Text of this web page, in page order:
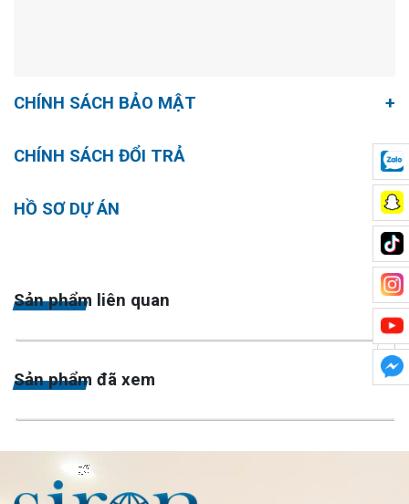
CHÍNH SÁCH BẢO MẬT
CHÍNH SÁCH ĐỔI TRẢ
HỒ SƠ DỰ ÁN
Sản phẩm liên quan
›
Sản phẩm đã xem